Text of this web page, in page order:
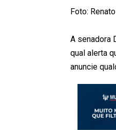
Foto:
A senadora
qual alerta
anuncie